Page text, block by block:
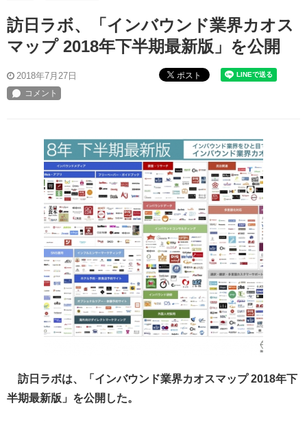
訪日ラボ、「インバウンド業界カオス
マップ 2018年下半期最新版」を公開
2018年7月27日 ポスト
訪日ラボは、「インバウンド業界カオスマップ 2018年下
半期最新版」を公開した。